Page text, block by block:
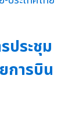
ประชุม
การบิน